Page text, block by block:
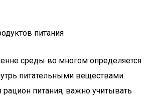
питания
среды во многом определяется
питательными веществами.
питания, важно учитывать